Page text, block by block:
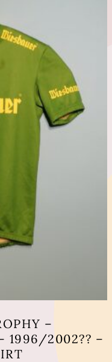
–
1996/2002?? –